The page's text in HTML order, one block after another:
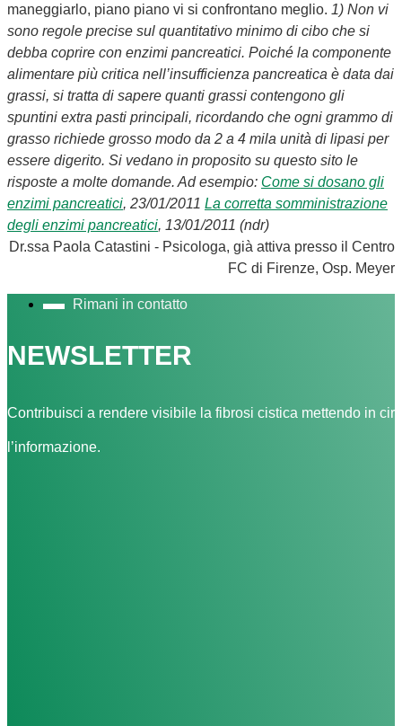
maneggiarlo, piano piano vi si confrontano meglio. 1) Non vi
sono regole precise sul quantitativo minimo di cibo che si
debba coprire con enzimi pancreatici. Poiché la componente
alimentare più critica nell’insufficienza pancreatica è data dai
grassi, si tratta di sapere quanti grassi contengono gli
spuntini extra pasti principali, ricordando che ogni grammo di
grasso richiede grosso modo da 2 a 4 mila unità di lipasi per
essere digerito. Si vedano in proposito su questo sito le
risposte a molte domande. Ad esempio: Come si dosano gli
enzimi pancreatici, 23/01/2011 La corretta somministrazione
degli enzimi pancreatici, 13/01/2011 (ndr)
Dr.ssa Paola Catastini - Psicologa, già attiva presso il Centro
FC di Firenze, Osp. Meyer
Rimani in contatto
NEWSLETTER
Contribuisci a rendere visibile la fibrosi cistica mettendo in
l’informazione.